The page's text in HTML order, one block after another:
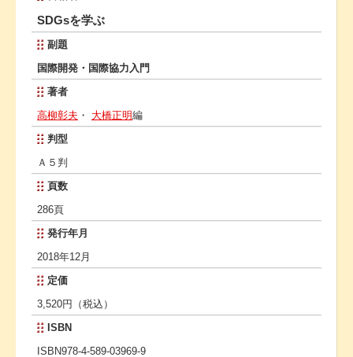
SDGsを学ぶ
副題
国際開発・国際協力入門
著者
高柳彰夫 ・ 大橋正明編
判型
Ａ５判
頁数
286頁
発行年月
2018年12月
定価
3,520円（税込）
ISBN
ISBN978-4-589-03969-9